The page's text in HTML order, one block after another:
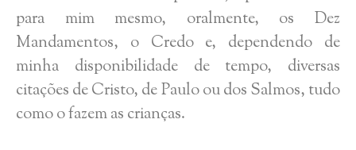
para mim mesmo, oralmente, os Dez
Mandamentos, o Credo e, dependendo de
minha disponibilidade de tempo, diversas
citações de Cristo, de Paulo ou dos Salmos, tudo
como o fazem as crianças.